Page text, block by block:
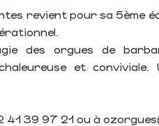
revient pour sa 5ème
des orgues de
et
41 39 97 21 ou à